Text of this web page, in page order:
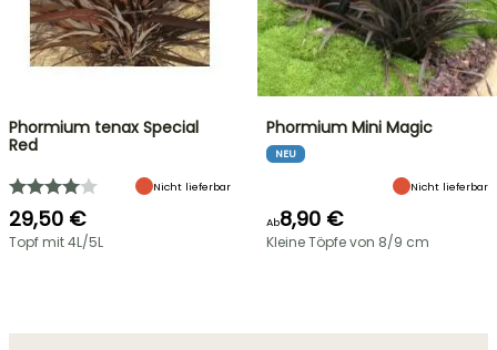
Phormium tenax Special
Red
Nicht lieferbar
29,50 €
Topf mit 4L/5L
Phormium Mini Magic
NEU
Nicht lieferbar
Ab8,90 €
Kleine Töpfe von 8/9 cm